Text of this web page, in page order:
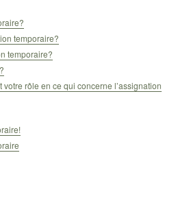
temporaire?
temporaire?
rôle en ce qui concerne l’assignation